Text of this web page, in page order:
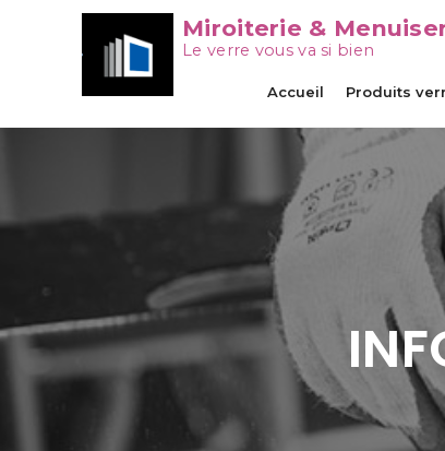
Miroiterie &
Le verre vous va si bien
Accueil Produits